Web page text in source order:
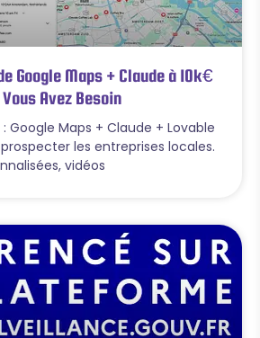
Google Maps + Claude à 10k€
Avez Besoin
Google Maps + Claude + Lovable
les entreprises locales.
vidéos